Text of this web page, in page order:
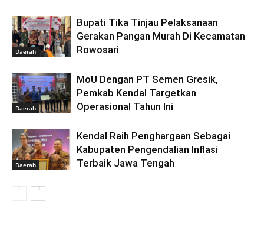
Daerah
Bupati Tika Tinjau Pelaksanaan
Gerakan Pangan Murah Di Kecamatan
Rowosari
Daerah
MoU Dengan PT Semen Gresik,
Pemkab Kendal Targetkan
Operasional Tahun Ini
Daerah
Kendal Raih Penghargaan Sebagai
Kabupaten Pengendalian Inflasi
Terbaik Jawa Tengah